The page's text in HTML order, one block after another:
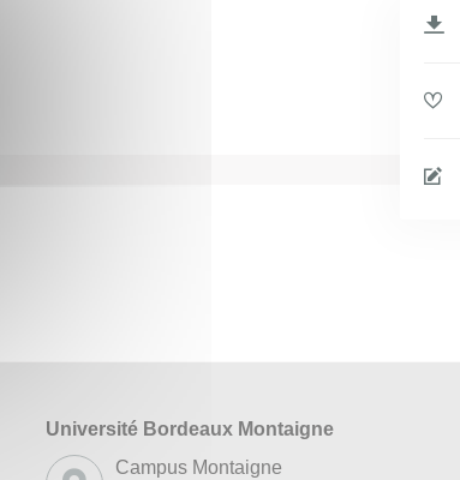
Université Bordeaux Montaigne
Campus Montaigne